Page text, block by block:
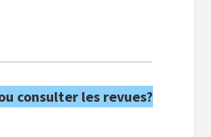
consulter les revues?